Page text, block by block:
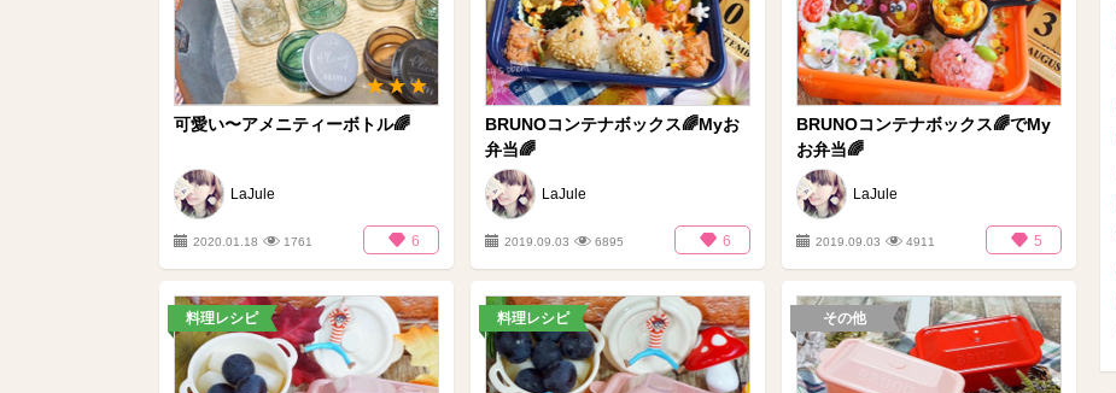
可愛い〜アメニティーボトル🌈
LaJule
2020.01.18 1761 6
BRUNOコンテナボックス🌈Myお
弁当🌈
LaJule
2019.09.03 6895 6
BRUNOコンテナボックス🌈でMy
お弁当🌈
LaJule
2019.09.03 4911 5
料理レシピ 料理レシピ その他